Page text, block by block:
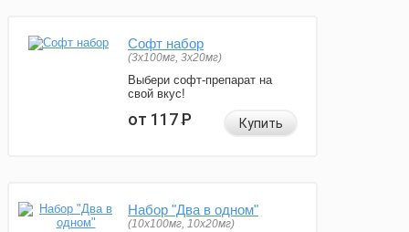
Софт набор
(3x100мг, 3x20мг)
Выбери софт-препарат на
свой вкус!
от 117Р Купить
Набор "Два в одном"
(10x100мг, 10x20мг)